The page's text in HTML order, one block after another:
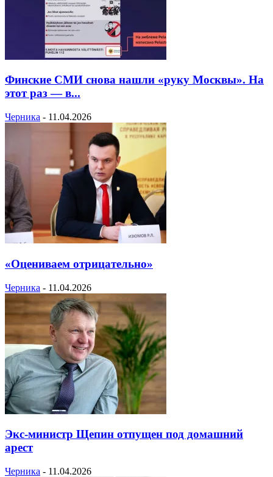
Финские СМИ снова нашли «руку Москвы». На
этот раз — в...
Черника - 11.04.2026
«Оцениваем отрицательно»
Черника - 11.04.2026
Экс-министр Щепин отпущен под домашний
арест
Черника - 11.04.2026